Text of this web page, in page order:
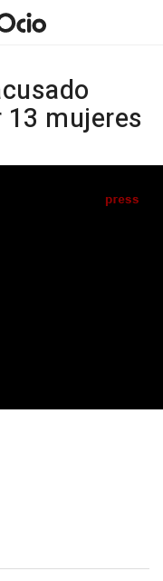
mujeres